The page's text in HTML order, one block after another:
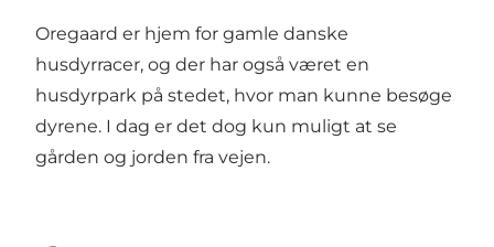
Oregaard er hjem for gamle danske
husdyrracer, og der har også været en
husdyrpark på stedet, hvor man kunne besøge
dyrene. I dag er det dog kun muligt at se
gården og jorden fra vejen.